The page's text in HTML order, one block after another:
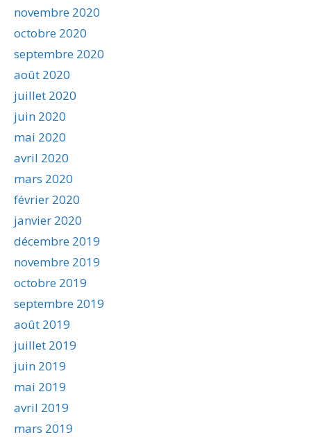
novembre 2020
octobre 2020
septembre 2020
août 2020
juillet 2020
juin 2020
mai 2020
avril 2020
mars 2020
février 2020
janvier 2020
décembre 2019
novembre 2019
octobre 2019
septembre 2019
août 2019
juillet 2019
juin 2019
mai 2019
avril 2019
mars 2019